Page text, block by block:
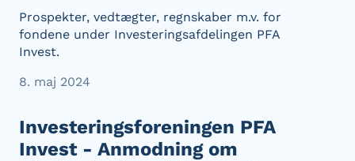
Prospekter, vedtægter, regnskaber m.v. for
fondene under Investeringsafdelingen PFA
Invest.
8. maj 2024
Investeringsforeningen PFA
Invest - Anmodning om